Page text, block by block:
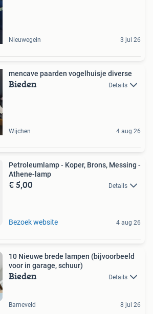
Nieuwegein 3 jul 26
mencave paarden vogelhuisje diverse
Bieden Details
Wijchen 4 aug 26
Petroleumlamp - Koper, Brons, Messing -
Athene-lamp
€ 5,00 Details
Bezoek website 4 aug 26
10 Nieuwe brede lampen (bijvoorbeeld
voor in garage, schuur)
Bieden Details
Barneveld 8 jul 26